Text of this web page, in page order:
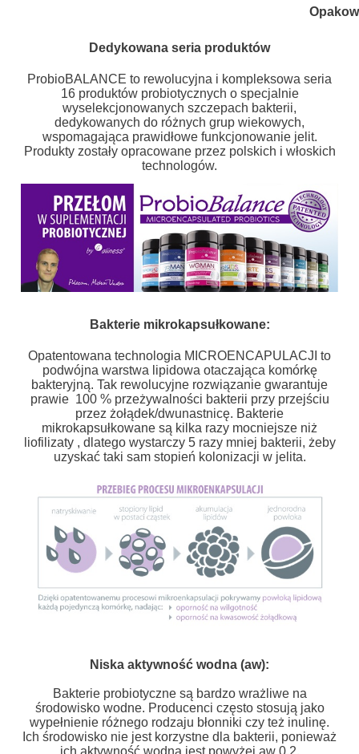
Dedykowana seria produktów
ProbioBALANCE to rewolucyjna i kompleksowa seria
16 produktów probiotycznych o specjalnie
wyselekcjonowanych szczepach bakterii,
dedykowanych do różnych grup wiekowych,
wspomagająca prawidłowe funkcjonowanie jelit.
Produkty zostały opracowane przez polskich i włoskich
technologów.
Bakterie mikrokapsułkowane:
Opatentowana technologia MICROENCAPULACJI to
podwójna warstwa lipidowa otaczająca komórkę
bakteryjną. Tak rewolucyjne rozwiązanie gwarantuje
prawie 100 % przeżywalności bakterii przy przejściu
przez żołądek/dwunastnicę. Bakterie
mikrokapsułkowane są kilka razy mocniejsze niż
liofilizaty , dlatego wystarczy 5 razy mniej bakterii, żeby
uzyskać taki sam stopień kolonizacji w jelita.
Niska aktywność wodna (aw):
Bakterie probiotyczne są bardzo wrażliwe na
środowisko wodne. Producenci często stosują jako
wypełnienie różnego rodzaju błonniki czy też inulinę.
Ich środowisko nie jest korzystne dla bakterii, ponieważ
ich aktywność wodna jest powyżej aw 0,2.